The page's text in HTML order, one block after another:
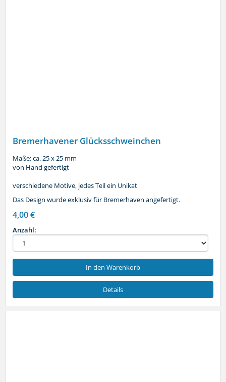
Bremerhavener Glücksschweinchen
Maße: ca. 25 x 25 mm
von Hand gefertigt
verschiedene Motive, jedes Teil ein Unikat
Das Design wurde exklusiv für Bremerhaven angefertigt.
4,00 €
Anzahl:
In den Warenkorb
Details